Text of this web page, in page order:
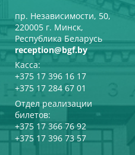
пр. Независимости, 50,
220005 г. Минск,
Республика Беларусь
reception@bgf.by
Касса:
+375 17 396 16 17
+375 17 284 67 01
Отдел реализации
билетов:
+375 17 366 76 92
+375 17 396 73 57